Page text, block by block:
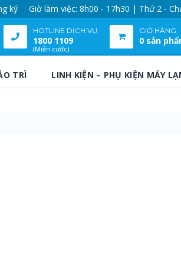
ký Giờ làm việc: 8h00 - 17h30 | Thứ 2 -
HOTLINE DỊCH VỤ
1800 1109
(Miễn cước)
GIỎ HÀNG
0 sản
TRÌ LINH KIỆN – PHỤ KIỆN MÁY